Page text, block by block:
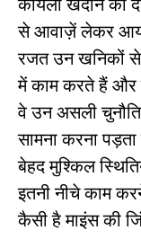
से आवाज़ें लेकर
रजत उन खनिकों से
में काम करते हैं और
वे उन असली
सामना करना
बेहद मुश्किल
इतनी नीचे काम
कैसी है माइंस की